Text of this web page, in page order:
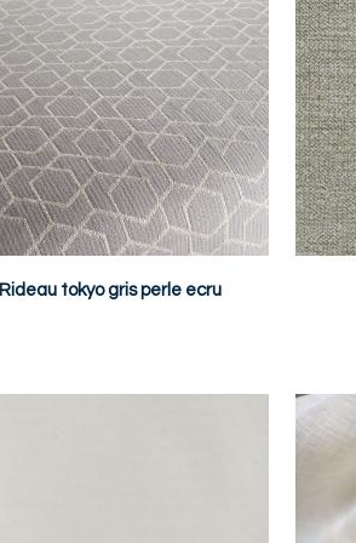
Rideau tokyo gris perle ecru